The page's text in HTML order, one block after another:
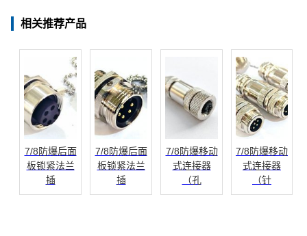
相关推荐产品
7/8防爆后面
板锁紧法兰
插
7/8防爆后面
板锁紧法兰
插
7/8防爆移动
式连接器
（孔
7/8防爆移动
式连接器
（针